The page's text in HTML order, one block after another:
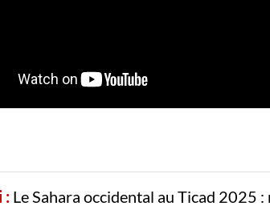
: Le Sahara occidental au Ticad 2025